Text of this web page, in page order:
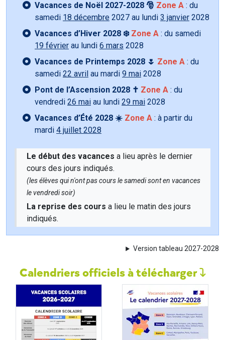
Vacances de Noël 2027-2028 🎅 Zone A : du
samedi 18 décembre 2027 au lundi 3 janvier 2028
Vacances d’Hiver 2028 ❄️ Zone A : du samedi
19 février au lundi 6 mars 2028
Vacances de Printemps 2028 🌷 Zone A : du
samedi 22 avril au mardi 9 mai 2028
Pont de l’Ascension 2028 ✝️ Zone A : du
vendredi 26 mai au lundi 29 mai 2028
Vacances d’Été 2028 ☀️ Zone A : à partir du
mardi 4 juillet 2028
Le début des vacances a lieu après le dernier
cours des jours indiqués.
(les élèves qui n'ont pas cours le samedi sont en vacances
le vendredi soir)
La reprise des cours a lieu le matin des jours
indiqués.
Version tableau 2027-2028
Calendriers officiels à télécharger